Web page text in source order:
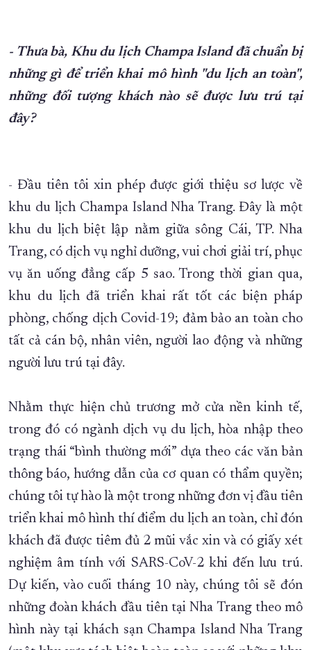
- Thưa bà, Khu du lịch Champa Island đã chuẩn bị
những gì để triển khai mô hình "du lịch an toàn",
những đối tượng khách nào sẽ được lưu trú tại
đây?
- Đầu tiên tôi xin phép được giới thiệu sơ lược về
khu du lịch Champa Island Nha Trang. Đây là một
khu du lịch biệt lập nằm giữa sông Cái, TP. Nha
Trang, có dịch vụ nghỉ dưỡng, vui chơi giải trí, phục
vụ ăn uống đẳng cấp 5 sao. Trong thời gian qua,
khu du lịch đã triển khai rất tốt các biện pháp
phòng, chống dịch Covid-19; đảm bảo an toàn cho
tất cả cán bộ, nhân viên, người lao động và những
người lưu trú tại đây.
Nhằm thực hiện chủ trương mở cửa nền kinh tế,
trong đó có ngành dịch vụ du lịch, hòa nhập theo
trạng thái “bình thường mới” dựa theo các văn bản
thông báo, hướng dẫn của cơ quan có thẩm quyền;
chúng tôi tự hào là một trong những đơn vị đầu tiên
triển khai mô hình thí điểm du lịch an toàn, chỉ đón
khách đã được tiêm đủ 2 mũi vắc xin và có giấy xét
nghiệm âm tính với SARS-CoV-2 khi đến lưu trú.
Dự kiến, vào cuối tháng 10 này, chúng tôi sẽ đón
những đoàn khách đầu tiên tại Nha Trang theo mô
hình này tại khách sạn Champa Island Nha Trang